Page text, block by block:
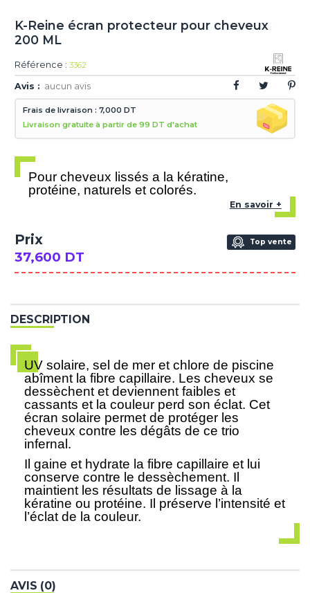
K-Reine écran protecteur pour cheveux
200 ML
Référence : 3362
Avis : aucun avis
Frais de livraison : 7,000 DT
Livraison gratuite à partir de 99 DT d'achat
Pour cheveux lissés a la kératine,
protéine, naturels et colorés.
En savoir +
Prix
37,600 DT
Top vente
DESCRIPTION
UV solaire, sel de mer et chlore de piscine
abîment la fibre capillaire. Les cheveux se
dessèchent et deviennent faibles et
cassants et la couleur perd son éclat. Cet
écran solaire permet de protéger les
cheveux contre les dégâts de ce trio
infernal.
Il gaine et hydrate la fibre capillaire et lui
conserve contre le dessèchement. Il
maintient les résultats de lissage à la
kératine ou protéine. Il préserve l’intensité et
l’éclat de la couleur.
AVIS (0)